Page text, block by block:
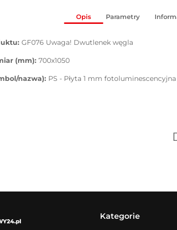
Opis Parametry
GF076 Uwaga! Dwutlenek węgla
(mm): 700x1050
nazwa): PS - Płyta 1 mm fotoluminescencyjna
Kategorie